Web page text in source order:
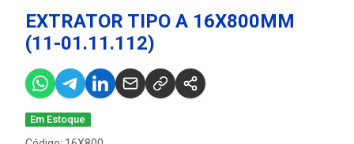
EXTRATOR TIPO A 16X800MM
(11-01.11.112)
Em Estoque